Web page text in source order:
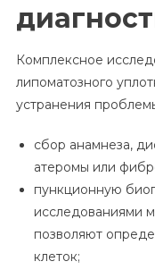
Комплексное
липоматозного
устранения
сбор анамнеза,
атеромы или
пункционную
исследованиями
позволяют
клеток;